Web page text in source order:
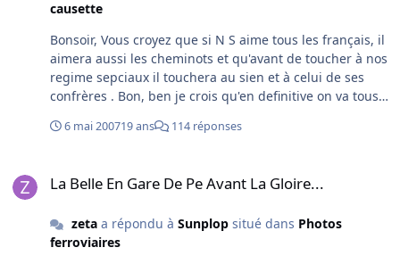
causette
Bonsoir, Vous croyez que si N S aime tous les français, il
aimera aussi les cheminots et qu'avant de toucher à nos
regime sepciaux il touchera au sien et à celui de ses
confrères . Bon, ben je crois qu'en definitive on va tous
ça ne durera pas .
6 mai 200719 ans 114 réponses
La Belle En Gare De Pe Avant La Gloire...
zetaa répondu à Sunplopsitué dans Photos
ferroviaires